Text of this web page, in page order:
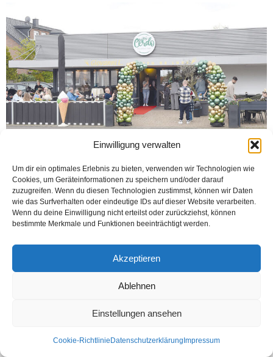
Einwilligung verwalten
Um dir ein optimales Erlebnis zu bieten, verwenden wir Technologien wie
Cookies, um Geräteinformationen zu speichern und/oder darauf
zuzugreifen. Wenn du diesen Technologien zustimmst, können wir Daten
wie das Surfverhalten oder eindeutige IDs auf dieser Website verarbeiten.
Wenn du deine Einwilligung nicht erteilst oder zurückziehst, können
bestimmte Merkmale und Funktionen beeinträchtigt werden.
Akzeptieren
Ablehnen
Einstellungen ansehen
Cookie-Richtlinie Datenschutzerklärung Impressum
BIELEFELD-HEEPEN (Öztürk) Bielefeld’deki kahvaltı dünyasının seçkin
mekanlarından Cerdo Breakfast Club, müşterilerine dondurma çeşitlerini de
sunacak. „Heeperholz 10, 33719 Bielefeld“ adresindeki mekanda, 18 Nisan
Cumartesi yaptığı...
Datenschutzerklärung
© Öztürk Gazetesi 1986 – 2026